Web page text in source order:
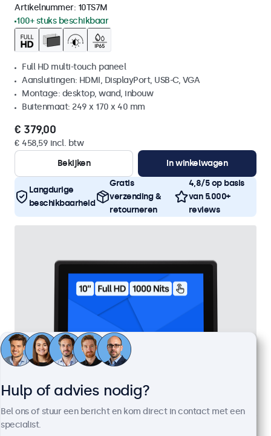
Artikelnummer: 10TS7M
100+ stuks beschikbaar
Full HD multi-touch paneel
Aansluitingen: HDMI, DisplayPort, USB-C, VGA
Montage: desktop, wand, inbouw
Buitenmaat: 249 x 170 x 40 mm
€ 379,00
€ 458,59 incl. btw
Bekijken
In winkelwagen
Langdurige
beschikbaarheid
Gratis
verzending &
retourneren
4,8/5 op basis
van 5.000+
reviews
10 Inch Touchscreen Metaal (High-Brightness)
Artikelnummer:
Hulp of advies nodig?
Bel ons of stuur een bericht en kom direct in contact met een
specialist.